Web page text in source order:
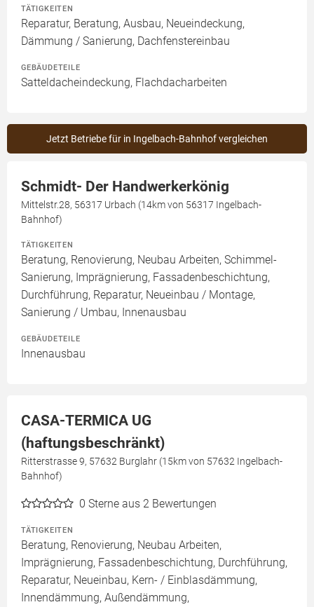
TÄTIGKEITEN
Reparatur, Beratung, Ausbau, Neueindeckung,
Dämmung / Sanierung, Dachfenstereinbau
GEBÄUDETEILE
Satteldacheindeckung, Flachdacharbeiten
Jetzt Betriebe für in Ingelbach-Bahnhof vergleichen
Schmidt- Der Handwerkerkönig
Mittelstr.28, 56317 Urbach (14km von 56317 Ingelbach-
Bahnhof)
TÄTIGKEITEN
Beratung, Renovierung, Neubau Arbeiten, Schimmel-
Sanierung, Imprägnierung, Fassadenbeschichtung,
Durchführung, Reparatur, Neueinbau / Montage,
Sanierung / Umbau, Innenausbau
GEBÄUDETEILE
Innenausbau
CASA-TERMICA UG
(haftungsbeschränkt)
Ritterstrasse 9, 57632 Burglahr (15km von 57632 Ingelbach-
Bahnhof)
0 Sterne aus 2 Bewertungen
TÄTIGKEITEN
Beratung, Renovierung, Neubau Arbeiten,
Imprägnierung, Fassadenbeschichtung, Durchführung,
Reparatur, Neueinbau, Kern- / Einblasdämmung,
Innendämmung, Außendämmung,